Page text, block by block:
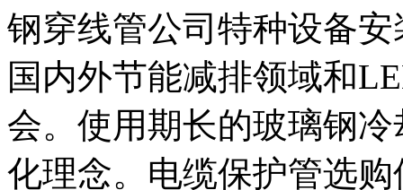
钢穿线管公司特种设备
国内外节能减排领域和
会。使用期长的玻璃钢
化理念。电缆保护管选